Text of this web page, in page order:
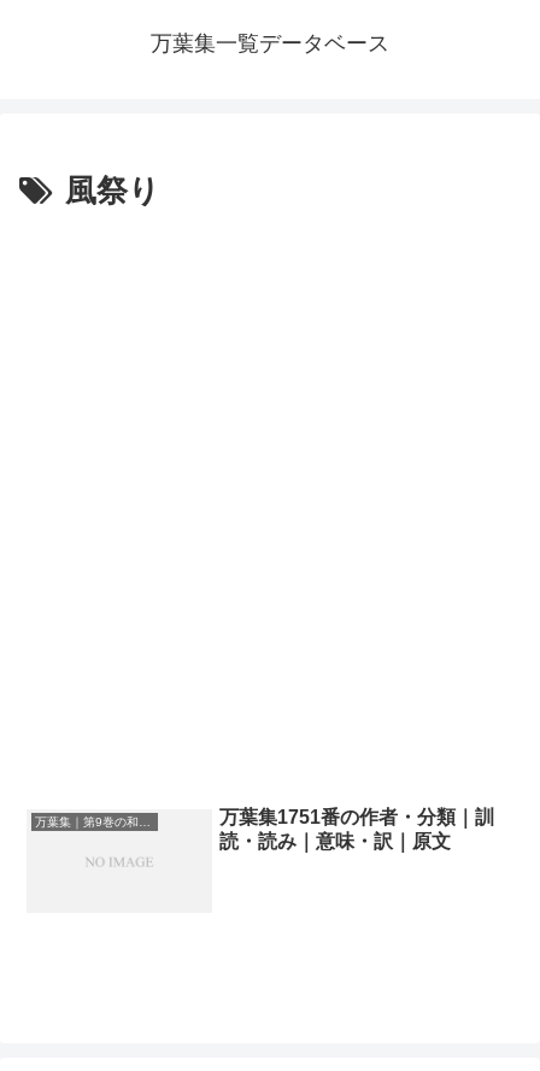
万葉集一覧データベース
風祭り
万葉集1751番の作者・分類｜訓
読・読み｜意味・訳｜原文